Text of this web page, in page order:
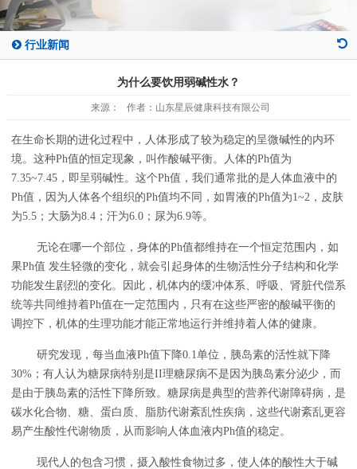
行业新闻
为什么要饮用弱碱性水？
来源： 作者：山东星辰健康科技有限公司
在生命长期的进化过程中，人体形成了较为稳定的呈微碱性的内环
境。这种Ph值的恒定现象，叫作酸碱平衡。人体的Ph值为
7.35~7.45，即呈弱碱性。这个Ph值，我们通常批的是人体血液中的
Ph值，因为人体各个组织的Ph值均不同，如胃液的Ph值为1~2，皮肤
为5.5；大肠为8.4；汗为6.0；尿为6.9等。
无论在哪一个部位，身体的Ph值都维持在一个恒定范围内，如
果Ph值 发生轻微的变化，就会引起身体的生物活性分子结构和化学
功能发生剧烈的变化。因此，机体内的缓冲体系、呼吸、肾脏代偿系
统等共同维持着Ph值在一定范围内，只有在这些严密的酸碱平衡的
调控下，机体的生理功能才能正常地运行并维持着人体的健康。
研究发现，每当血液Ph值下降0.1单位，胰岛素的活性就下降
30%；有人认为糖尿病特别是II理糖尿病不是因为胰岛素分泌少，而
是由于胰岛素的活性下降所致。糖尿病是典型的营养代谢障碍病，是
碳水化合物、糖、蛋白质、脂肪代谢紊乱性疾病，这些代谢紊乱更容
易产生酸性代谢物质，从而影响人体血液内Ph值的稳定。
现代人的包含习惯，摄入酸性食物过多，使人体的酸性大于碱